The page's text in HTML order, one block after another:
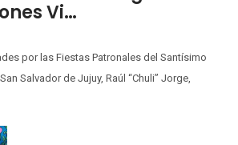
Vi…
por las Fiestas Patronales del Santísimo
Salvador de Jujuy, Raúl “Chuli” Jorge,